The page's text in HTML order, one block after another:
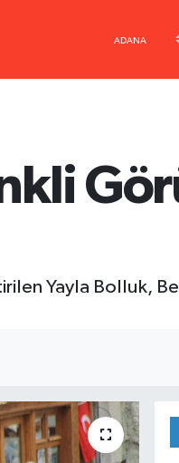
Yayla Bolluk,